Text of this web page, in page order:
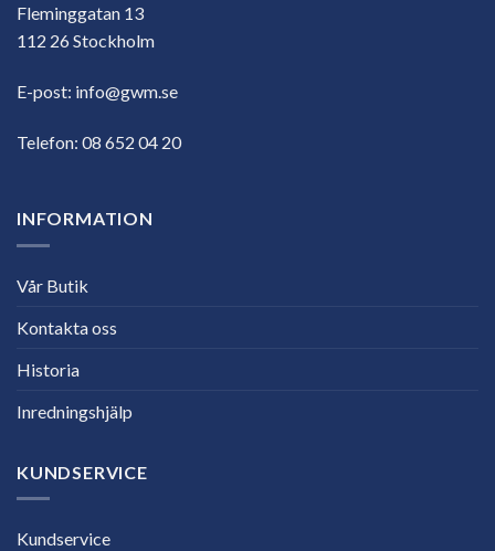
Fleminggatan 13
112 26 Stockholm
E-post: info@gwm.se
Telefon: 08 652 04 20
INFORMATION
Vår Butik
Kontakta oss
Historia
Inredningshjälp
KUNDSERVICE
Kundservice